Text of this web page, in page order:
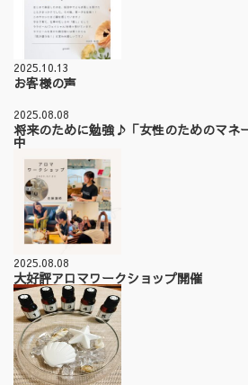
2025.10.13
お客様の声
2025.08.08
将来のために勉強♪「女性のためのマネ
中
2025.08.08
大好評アロマワークショップ開催